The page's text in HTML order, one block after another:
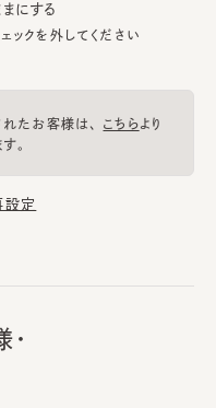
にする
クを外してください
たお客様は、 こちらより
。
設定